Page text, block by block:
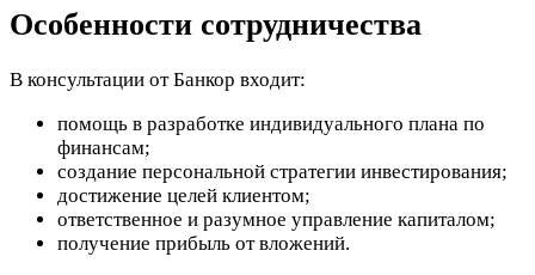
Особенности сотрудничества
В консультации от Банкор входит:
помощь в разработке индивидуального плана по
финансам;
создание персональной стратегии инвестирования;
достижение целей клиентом;
ответственное и разумное управление капиталом;
получение прибыль от вложений.